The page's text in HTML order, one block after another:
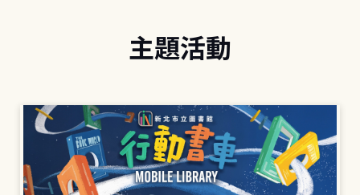
主題活動